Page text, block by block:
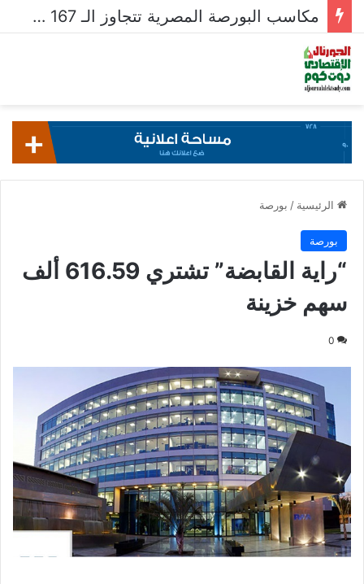
مكاسب البورصة المصرية تتجاوز الـ 167 مليار جنيه خلال أسبوع
الرئيسية / بورصة
بورصة
“راية القابضة” تشتري 616.59 ألف
سهم خزينة
0